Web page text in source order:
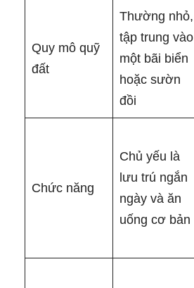
Quy mô quỹ
đất
Thường nhỏ,
tập trung vào
một bãi biển
hoặc sườn
đồi
Chức năng
Chủ yếu là
lưu trú ngắn
ngày và ăn
uống cơ bản